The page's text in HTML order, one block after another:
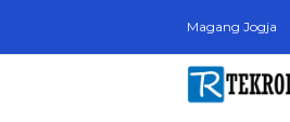
Magang Jogja